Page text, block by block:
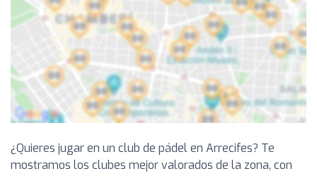
¿Quieres jugar en un club de pádel en Arrecifes? Te
mostramos los clubes mejor valorados de la zona, con